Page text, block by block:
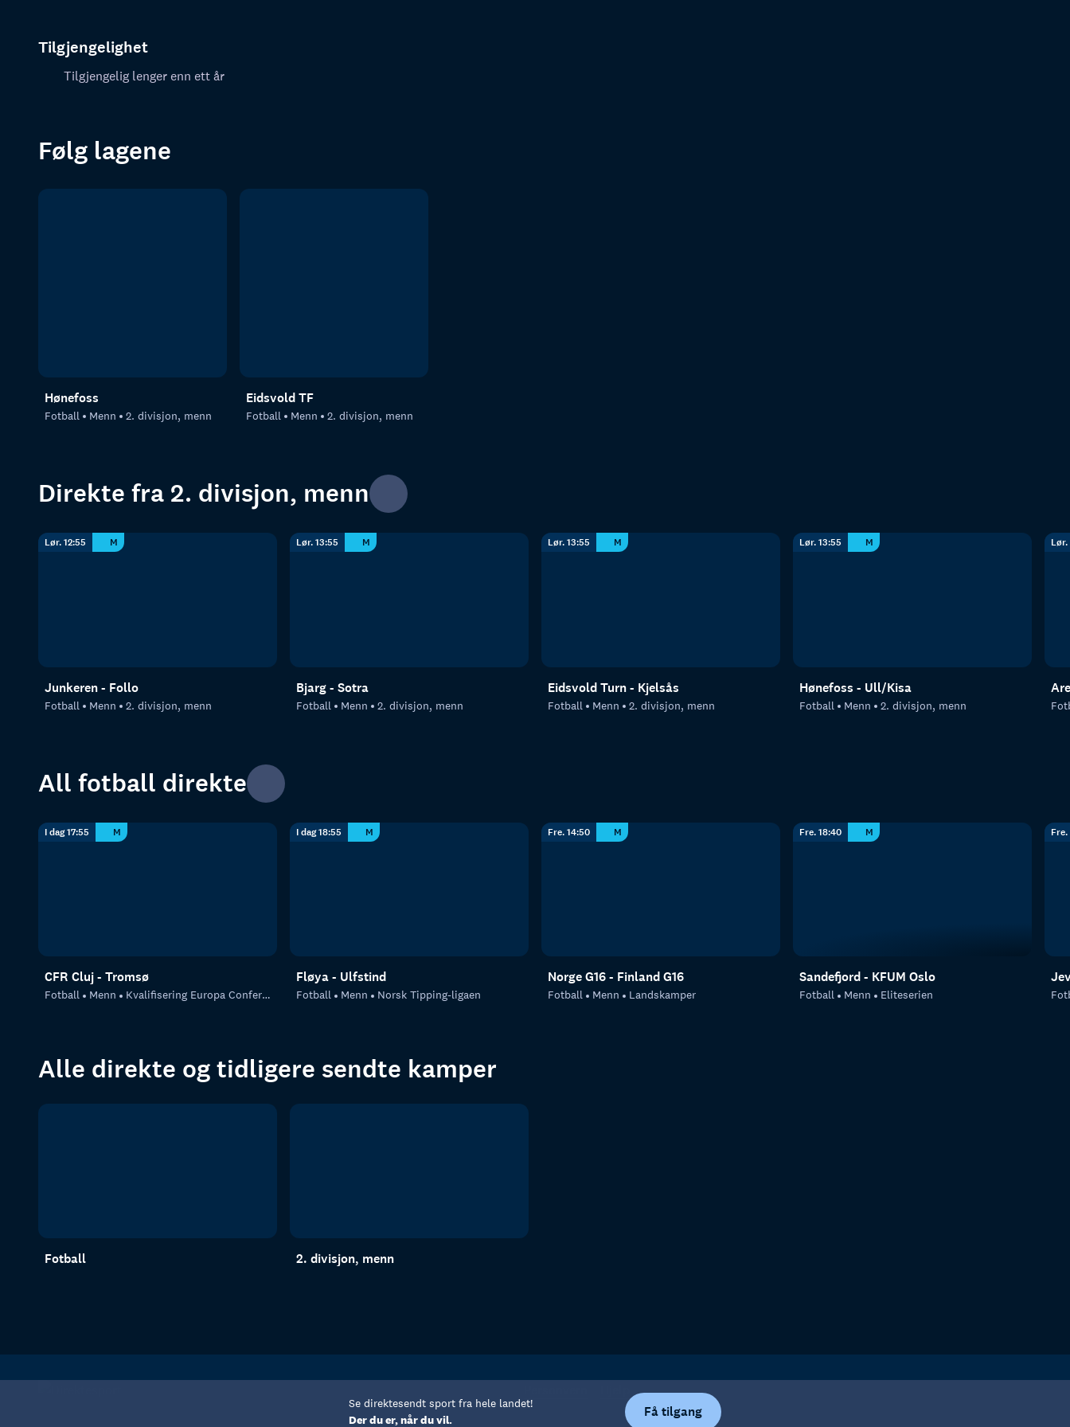
Se direktesendt sport fra hele landet!
Der du er, når du vil.
Få tilgang
Tilgjengelighet
Tilgjengelig lenger enn ett år
Følg lagene
Hønefoss
Fotball Menn 2. divisjon, menn
Eidsvold TF
Fotball Menn 2. divisjon, menn
Direkte fra 2. divisjon, menn
Lør. 12:55 M
Junkeren - Follo
Fotball Menn 2. divisjon, menn
Lør. 13:55 M
Bjarg - Sotra
Fotball Menn 2. divisjon, menn
Lør. 13:55 M
Eidsvold Turn - Kjelsås
Fotball Menn 2. divisjon, menn
Lør. 13:55 M
Hønefoss - Ull/Kisa
Fotball Menn 2. divisjon, menn
Lør.
All fotball direkte
I dag 17:55 M
CFR Cluj - Tromsø
Fotball Menn Kvalifisering Europa Conference League
I dag 18:55 M
Fløya - Ulfstind
Fotball Menn Norsk Tipping-ligaen
Fre. 14:50 M
Norge G16 - Finland G16
Fotball Menn Landskamper
Fre. 18:40 M
Sandefjord - KFUM Oslo
Fotball Menn Eliteserien
Fre.
Alle direkte og tidligere sendte kamper
Fotball 2. divisjon, menn